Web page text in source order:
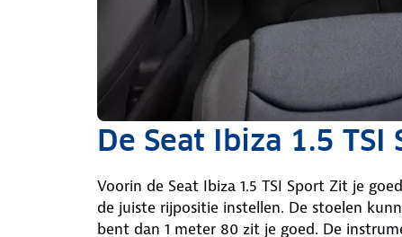
De Seat Ibiza 1.5
Voorin de Seat Ibiza 1.5 TSI Sport Zit je
de juiste rijpositie instellen. De stoelen
bent dan 1 meter 80 zit je goed. De